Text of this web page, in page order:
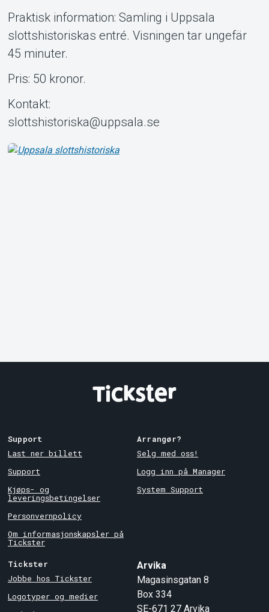
Praktisk information: Samling i Uppsala
slottshistoriskas entré. Visningen tar ungefär
45 minuter.
Pris: 50 kronor.
Kontakt:
slottshistoriska@uppsala.se
Support
Last ner billett
Support
Kjøps- og
leveringsbetingelser
Personvernpolicy
Om informasjonskapsler på
Tickster
Arrangør?
Selg med oss!
Logg inn på Manager
System Support
Tickster
Jobbe hos Tickster
Logotyper og medier
Arvika
Magasinsgatan 8
Box 334
SE-671 27 Arvika